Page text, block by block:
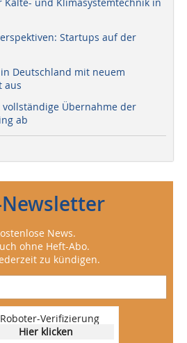
Startups auf der
Deutschland mit neuem
aus
vollständige Übernahme der
ab
Newsletter
News.
ohne Heft-Abo.
zu kündigen.
Verifizierung
Hier klicken